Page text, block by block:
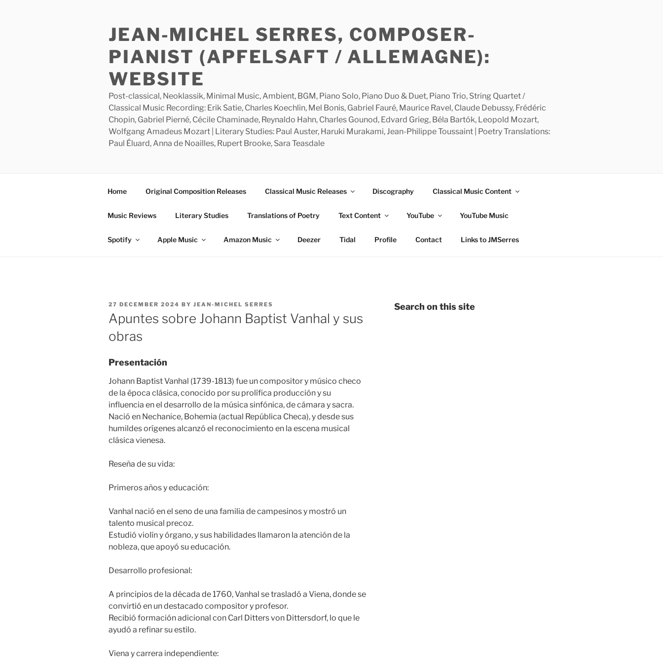
JEAN-MICHEL SERRES, COMPOSER-
PIANIST (APFELSAFT / ALLEMAGNE):
WEBSITE
Post-classical, Neoklassik, Minimal Music, Ambient, BGM, Piano Solo, Piano Duo & Duet, Piano Trio, String Quartet /
Classical Music Recording: Erik Satie, Charles Koechlin, Mel Bonis, Gabriel Fauré, Maurice Ravel, Claude Debussy, Frédéric
Chopin, Gabriel Pierné, Cécile Chaminade, Reynaldo Hahn, Charles Gounod, Edvard Grieg, Béla Bartók, Leopold Mozart,
Wolfgang Amadeus Mozart | Literary Studies: Paul Auster, Haruki Murakami, Jean-Philippe Toussaint | Poetry Translations:
Paul Éluard, Anna de Noailles, Rupert Brooke, Sara Teasdale
Home Original Composition Releases Classical Music Releases Discography Classical Music Content
Music Reviews Literary Studies Translations of Poetry Text Content YouTube YouTube Music
Spotify Apple Music Amazon Music Deezer Tidal Profile Contact Links to JMSerres
POSTED
ON
27 DECEMBER 2024 BY JEAN-MICHEL SERRES
Apuntes sobre Johann Baptist Vanhal y sus
obras
Presentación
Johann Baptist Vanhal (1739-1813) fue un compositor y músico checo
de la época clásica, conocido por su prolífica producción y su
influencia en el desarrollo de la música sinfónica, de cámara y sacra.
Nació en Nechanice, Bohemia (actual República Checa), y desde sus
humildes orígenes alcanzó el reconocimiento en la escena musical
clásica vienesa.
Reseña de su vida:
Primeros años y educación:
Vanhal nació en el seno de una familia de campesinos y mostró un
talento musical precoz.
Estudió violín y órgano, y sus habilidades llamaron la atención de la
nobleza, que apoyó su educación.
Desarrollo profesional:
A principios de la década de 1760, Vanhal se trasladó a Viena, donde se
convirtió en un destacado compositor y profesor.
Recibió formación adicional con Carl Ditters von Dittersdorf, lo que le
ayudó a refinar su estilo.
Viena y carrera independiente:
Search on this site